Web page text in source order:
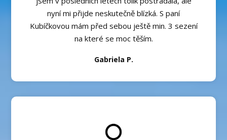
nyní mi přijde neskutečně blízká. S paní
Kubíčkovou mám před sebou ještě min. 3 sezení
na které se moc těším.
Gabriela P.